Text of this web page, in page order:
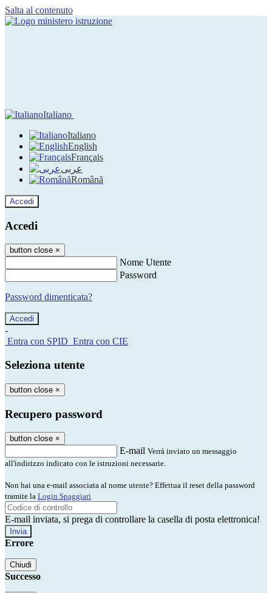
Salta al contenuto
Italiano
Italiano
English
Français
عربى
Română
Accedi
Accedi
button close ×
Nome Utente
Password
Password dimenticata?
-
Entra con SPID Entra con CIE
Seleziona utente
button close ×
Recupero password
button close ×
E-mail Verrà inviato un messaggio
all'indirizzo indicato con le istruzioni necessarie.
Non hai una e-mail associata al nome utente? Effettua il reset della password
tramite la Login Spaggiari
E-mail inviata, si prega di controllare la casella di posta elettronica!
Errore
Chiudi
Successo